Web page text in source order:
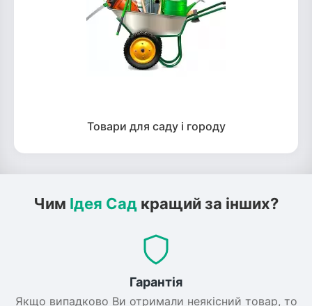
Товари для саду і городу
Чим Ідея Сад кращий за інших?
Гарантія
Якщо випадково Ви отримали неякісний товар, то